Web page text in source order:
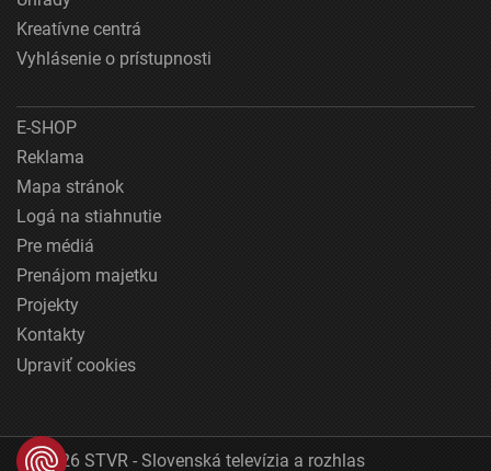
Kreatívne centrá
Vyhlásenie o prístupnosti
E-SHOP
Reklama
Mapa stránok
Logá na stiahnutie
Pre médiá
Prenájom majetku
Projekty
Kontakty
Upraviť cookies
© 2026 STVR - Slovenská televízia a rozhlas